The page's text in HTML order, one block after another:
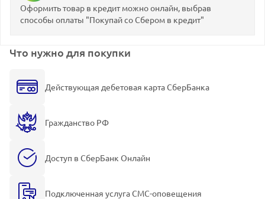
Оформить товар в кредит можно онлайн, выбрав
способы оплаты "Покупай со Сбером в кредит"
Что нужно для покупки
Действующая дебетовая карта СберБанка
Гражданство РФ
Доступ в СберБанк Онлайн
Подключенная услуга СМС-оповещения